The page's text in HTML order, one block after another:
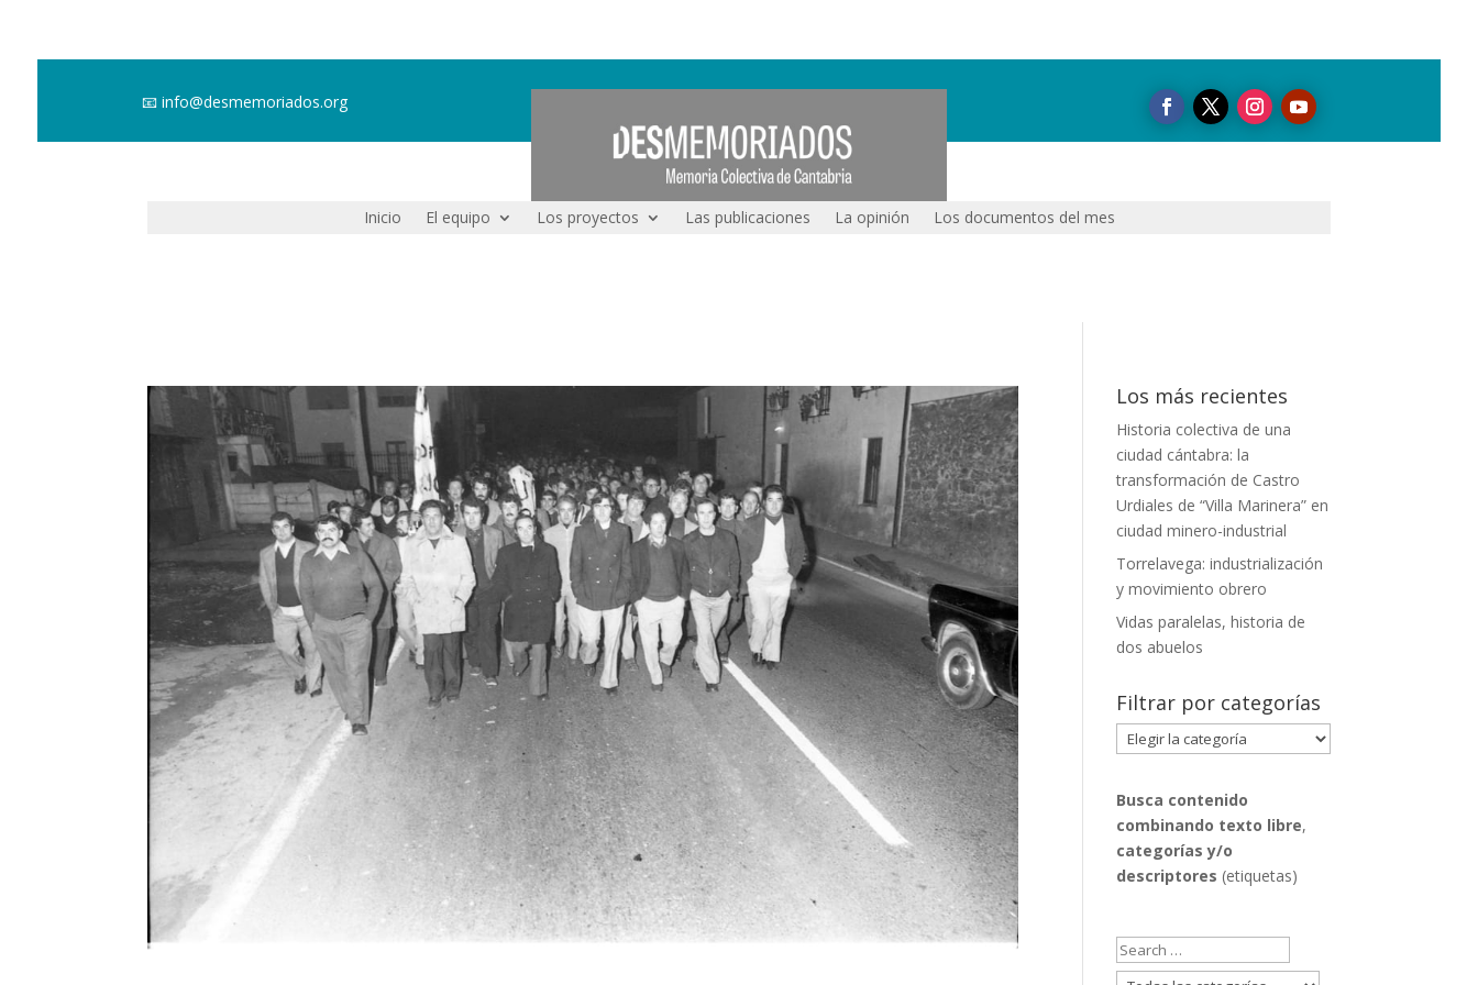
📧info@desmemoriados.org
Inicio El equipo Los proyectos Las publicaciones La opinión Los documentos del mes
Los más recientes
Historia colectiva de una
ciudad cántabra: la
transformación de Castro
Urdiales de “Villa Marinera” en
ciudad minero-industrial
Torrelavega: industrialización
y movimiento obrero
Vidas paralelas, historia de
dos abuelos
Filtrar por categorías
Filtrar
por
Busca contenido
combinando texto libre,
categorías y/o
descriptores (etiquetas)